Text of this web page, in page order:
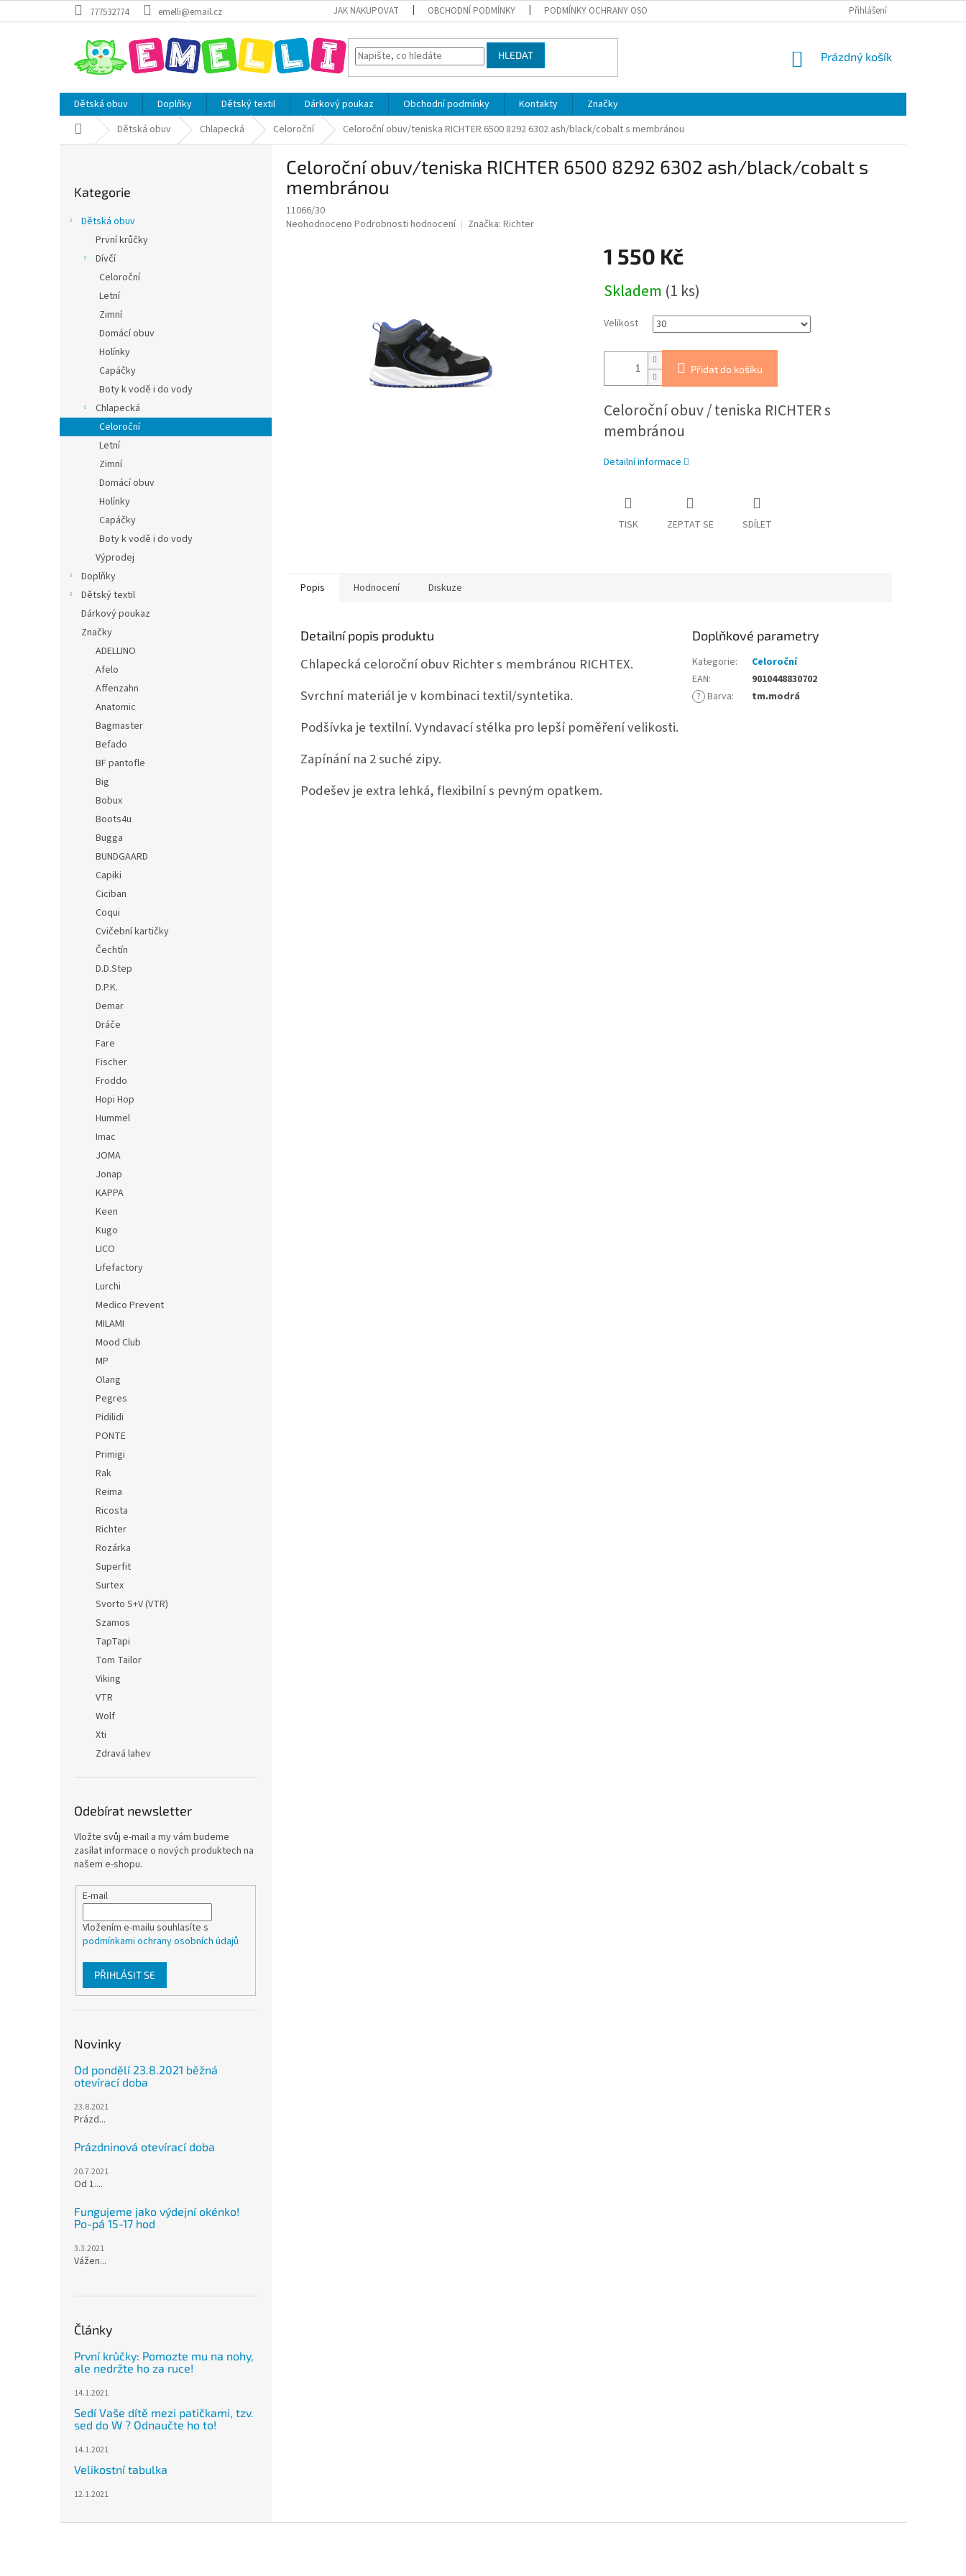
na
777532774 emelli@email.cz JAK NAKUPOVAT OBCHODNÍ PODMÍNKY PODMÍNKY OCHRANY OSOBNÍCH ÚDAJŮ VÝMĚNA A VRÁCENÍ ZBOŽÍ
Přihlášení
HLEDAT
NÁKUPNÍ
Prázdný košík
Dětská obuv Doplňky Dětský textil Dárkový poukaz Obchodní podmínky Kontakty
Značky
Domů Dětská obuv Chlapecká Celoroční Celoroční obuv/teniska RICHTER 6500 8292 6302 ash/black/cobalt s membránou
kategorie
Kategorie
Dětská obuv
První krůčky
Dívčí
Celoroční
Letní
Zimní
Domácí obuv
Holínky
Capáčky
Boty k vodě i do vody
Chlapecká
Celoroční
Letní
Zimní
Domácí obuv
Holínky
Capáčky
Boty k vodě i do vody
Výprodej
Doplňky
Dětský textil
Dárkový poukaz
Značky
ADELLINO
Afelo
Affenzahn
Anatomic
Bagmaster
Befado
BF pantofle
Big
Bobux
Boots4u
Bugga
BUNDGAARD
Capiki
Ciciban
Coqui
Cvičební kartičky
Čechtín
D.D.Step
D.P.K.
Demar
Dráče
Fare
Fischer
Froddo
Hopi Hop
Hummel
Imac
JOMA
Jonap
KAPPA
Keen
Kugo
LICO
Lifefactory
Lurchi
Medico Prevent
MILAMI
Mood Club
MP
Olang
Pegres
Pidilidi
PONTE
Primigi
Rak
Reima
Ricosta
Richter
Rozárka
Superfit
Surtex
Svorto S+V (VTR)
Szamos
TapTapi
Tom Tailor
Viking
VTR
Wolf
Xti
Zdravá lahev
Odebírat newsletter
Vložte svůj e-mail a my vám budeme
zasílat informace o nových produktech na
našem e-shopu.
E-mail
Vložením e-mailu souhlasíte s
podmínkami ochrany osobních údajů
PŘIHLÁSIT SE
Novinky
Od pondělí 23.8.2021 běžná
otevírací doba
23.8.2021
Prázd...
Prázdninová otevírací doba
20.7.2021
Od 1....
Fungujeme jako výdejní okénko!
Po-pá 15-17 hod
3.3.2021
Vážen...
Články
První krůčky: Pomozte mu na nohy,
ale nedržte ho za ruce!
14.1.2021
Sedí Vaše dítě mezi patičkami, tzv.
sed do W ? Odnaučte ho to!
14.1.2021
Velikostní tabulka
12.1.2021
Celoroční obuv/teniska RICHTER 6500 8292 6302 ash/black/cobalt s
membránou
11066/30
Průměrné
Neohodnoceno Podrobnosti hodnocení Značka: Richter
1 550 Kč
cena:
Skladem (1 ks)
Velikost
Přidat do košíku
Celoroční obuv / teniska RICHTER s
membránou
Detailní informace
TISK ZEPTAT SE SDÍLET
Popis Hodnocení Diskuze
Detailní popis produktu
Chlapecká celoroční obuv Richter s membránou RICHTEX.
Svrchní materiál je v kombinaci textil/syntetika.
Podšívka je textilní. Vyndavací stélka pro lepší poměření velikosti.
Zapínání na 2 suché zipy.
Podešev je extra lehká, flexibilní s pevným opatkem.
Doplňkové parametry
Kategorie:
Celoroční
EAN:
9010448830702
? Barva: tm.modrá